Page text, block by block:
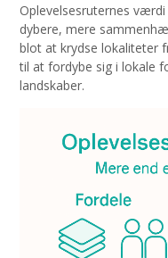
Oplevelsesruternes
dybere, mere
blot at krydse lokaliteter
til at fordybe sig i lokale
landskaber.